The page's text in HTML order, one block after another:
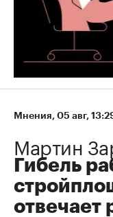
Мнения⁠, 05 авг,
Мартин
Гибель
отвечает